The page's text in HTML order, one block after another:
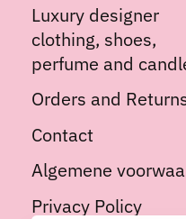
Luxury designer
clothing, shoes,
perfume and
Orders and
Contact
Algemene
Privacy Policy